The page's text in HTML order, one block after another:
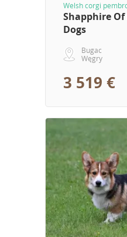
Welsh corgi
Shapphire
Dogs
Bugac
Węgry
3 519 €